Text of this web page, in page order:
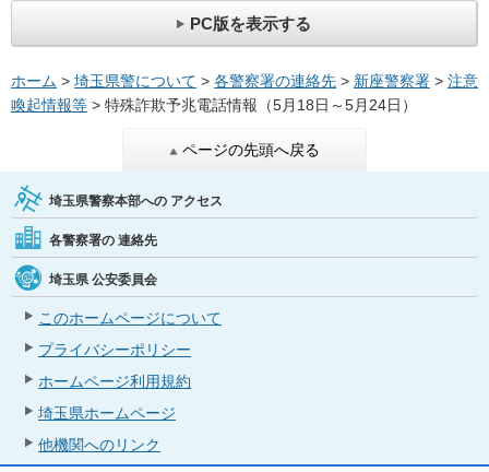
PC版を表示する
ホーム > 埼玉県警について > 各警察署の連絡先 > 新座警察署 > 注意
喚起情報等 > 特殊詐欺予兆電話情報（5月18日～5月24日）
ページの先頭へ戻る
埼玉県警察本部への アクセス
各警察署の 連絡先
埼玉県 公安委員会
このホームページについて
プライバシーポリシー
ホームページ利用規約
埼玉県ホームページ
他機関へのリンク